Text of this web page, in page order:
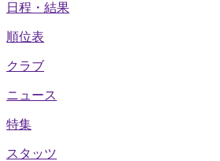
日程・結果
順位表
クラブ
ニュース
特集
スタッツ